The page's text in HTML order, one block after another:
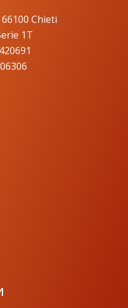
Chieti
1T